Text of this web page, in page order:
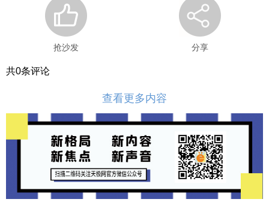
抢沙发 分享
共0条评论
查看更多内容